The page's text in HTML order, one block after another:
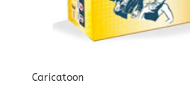
Caricatoon